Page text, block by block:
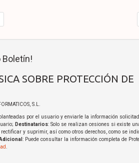
Boletín!
SOBRE PROTECCIÓN DE
S.L.
por el usuario y enviarle la información
Destinatarios: Solo se realizan cesiones si existe
rectificar y suprimir, así como otros derechos, como se
: Puede consultar la información completa de